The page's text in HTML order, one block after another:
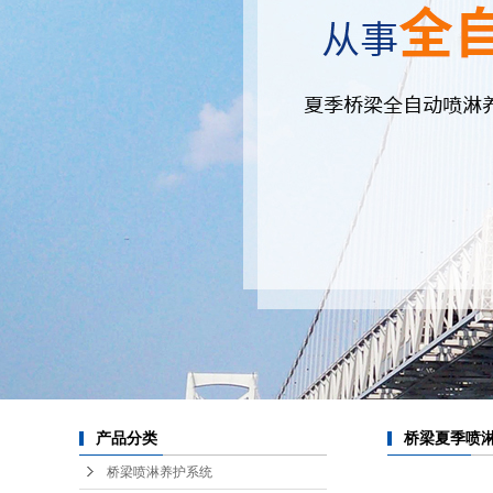
产品分类
桥梁喷淋养护系统
桥梁夏季喷